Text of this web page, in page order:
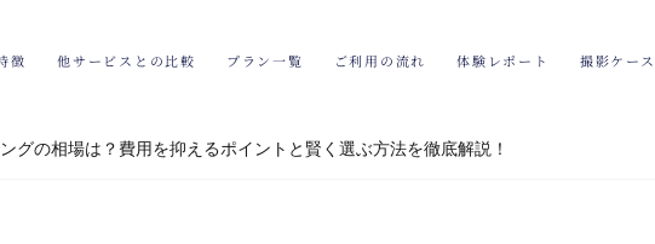
徴 他サービスとの比較 プラン一覧 ご利用の流れ 体験レポート 撮影ケース
グの相場は？費用を抑えるポイントと賢く選ぶ方法を徹底解説！